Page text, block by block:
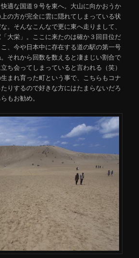
適な国道９号を東へ。大山に向かおうか
の方が完全に雲に隠れてしまっている状
。そんなこんなで更に東へ走りまして、
大栄」。ここに来たのは確か３回目位だ
、今や日本中に存在する道の駅の第一号
それから回数を数えると凄まじい割合で
ち会ってしまっていると言われる（笑）
まれ育った町という事で、こちらもコナ
りするので好きな方にはたまらないだろ
もお勧め。